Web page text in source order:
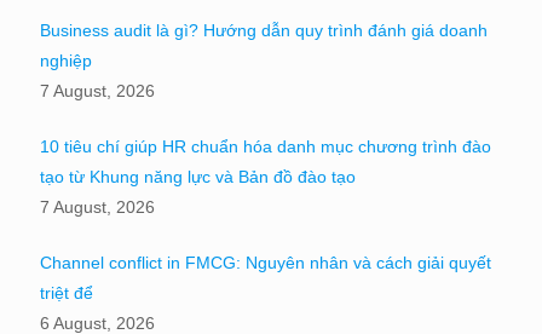
Business audit là gì? Hướng dẫn quy trình đánh giá doanh
nghiệp
7 August, 2026
10 tiêu chí giúp HR chuẩn hóa danh mục chương trình đào
tạo từ Khung năng lực và Bản đồ đào tạo
7 August, 2026
Channel conflict in FMCG: Nguyên nhân và cách giải quyết
triệt để
6 August, 2026